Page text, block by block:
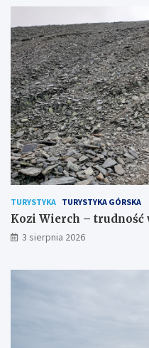
TURYSTYKA TURYSTYKA GÓRSKA
Kozi Wierch – trudność
3 sierpnia 2026